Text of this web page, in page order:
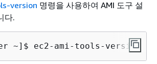
version 명령을 사용하여 AMI 도구 설
다.
~]$ ec2-ami-tools-version